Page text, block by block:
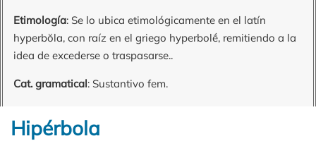
Etimología: Se lo ubica etimológicamente en el latín
hyperbŏla, con raíz en el griego hyperbolḗ, remitiendo a la
idea de excederse o traspasarse..
Cat. gramatical: Sustantivo fem.
Hipérbola